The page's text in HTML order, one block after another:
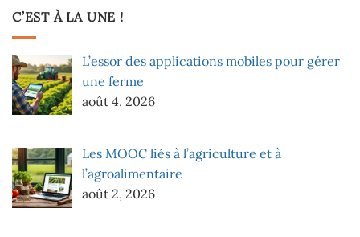
C’EST À LA UNE !
L’essor des applications mobiles pour gérer
une ferme
août 4, 2026
Les MOOC liés à l’agriculture et à
l’agroalimentaire
août 2, 2026